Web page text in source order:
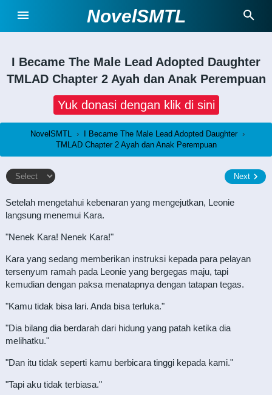
NovelSMTL
I Became The Male Lead Adopted Daughter
TMLAD Chapter 2 Ayah dan Anak Perempuan
Yuk donasi dengan klik di sini
NovelSMTL › I Became The Male Lead Adopted Daughter ›
TMLAD Chapter 2 Ayah dan Anak Perempuan
Next
Setelah mengetahui kebenaran yang mengejutkan, Leonie
langsung menemui Kara.
"Nenek Kara! Nenek Kara!"
Kara yang sedang memberikan instruksi kepada para pelayan
tersenyum ramah pada Leonie yang bergegas maju, tapi
kemudian dengan paksa menatapnya dengan tatapan tegas.
"Kamu tidak bisa lari. Anda bisa terluka."
"Dia bilang dia berdarah dari hidung yang patah ketika dia
melihatku."
"Dan itu tidak seperti kamu berbicara tinggi kepada kami."
"Tapi aku tidak terbiasa."